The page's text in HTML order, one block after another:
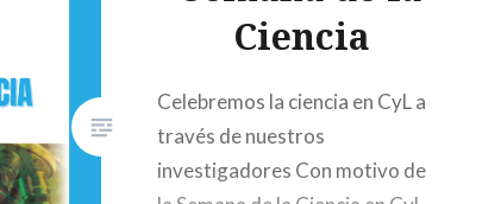
Ciencia
Celebremos la ciencia en CyL a
través de nuestros
investigadores Con motivo de